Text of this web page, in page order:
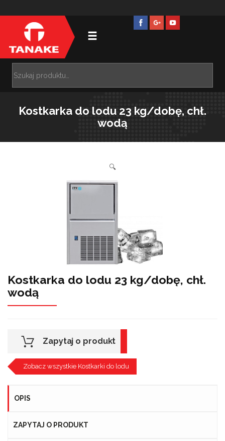
Kostkarka do lodu 23 kg/dobę, chł.
wodą
🔍
Kostkarka do lodu 23 kg/dobę, chł.
wodą
Zapytaj o produkt
Zobacz wszystkie Kostkarki do lodu
OPIS
ZAPYTAJ O PRODUKT